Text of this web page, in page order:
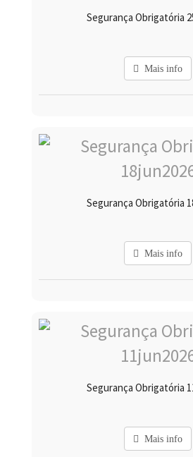
Segurança Obrigatória
Mais info
Segurança Obrigatória
Mais info
Segurança Obrigatória
Mais info